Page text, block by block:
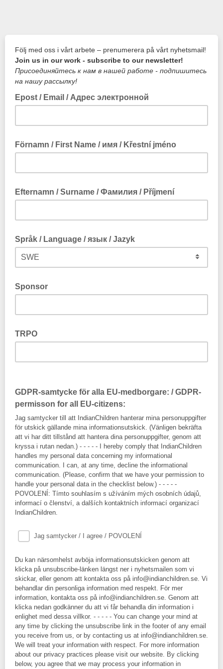
Följ med oss i vårt arbete – prenumerera på vårt nyhetsmail!
Join us in our work - subscribe to our newsletter!
Присоединяйтесь к нам в нашей работе - подпишитесь
на нашу рассылку!
Epost / Email / Адрес электронной
Förnamn / First Name / имя / Křestní jméno
Efternamn / Surname / Фамилия / Příjmení
Språk / Language / язык / Jazyk
Sponsor
TRPO
GDPR-samtycke för alla EU-medborgare: / GDPR-
permisson for all EU-citizens:
Jag samtycker till att IndianChildren hanterar mina personuppgifter
för utskick gällande mina informationsutskick. (Vänligen bekräfta
att vi har ditt tillstånd att hantera dina personuppgifter, genom att
kryssa i rutan nedan.) - - - - - I hereby comply that IndianChildren
handles my personal data concerning my informational
communication. I can, at any time, decline the informational
communication. (Please, confirm that we have your permission to
handle your personal data in the checklist below.) - - - - -
POVOLENÍ: Tímto souhlasím s užíváním mých osobních údajů,
informací o členství, a dalších kontaktních informací organizací
IndianChildren.
Jag samtycker / I agree / POVOLENÍ
Du kan närsomhelst avböja informationsutskicken genom att
klicka på unsubscribe-länken längst ner i nyhetsmailen som vi
skickar, eller genom att kontakta oss på info@indianchildren.se. Vi
behandlar din personliga information med respekt. För mer
information, kontakta oss på info@indianchildren.se. Genom att
klicka nedan godkänner du att vi får behandla din information i
enlighet med dessa villkor. - - - - - You can change your mind at
any time by clicking the unsubscribe link in the footer of any email
you receive from us, or by contacting us at info@indianchildren.se.
We will treat your information with respect. For more information
about our privacy practices please visit our website. By clicking
below, you agree that we may process your information in